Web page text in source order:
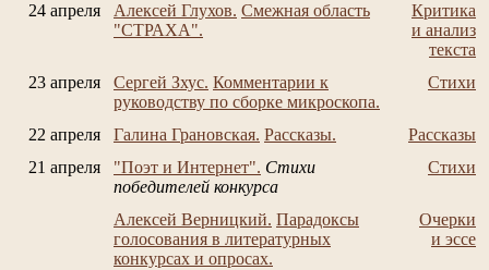
24 апреля
Алексей Глухов. Смежная область
"СТРАХА".
Критика
и анализ
текста
23 апреля
Сергей Зхус. Комментарии к
руководству по сборке микроскопа.
Стихи
22 апреля Галина Грановская. Рассказы.
Рассказы
21 апреля
"Поэт и Интернет". Стихи
победителей конкурса
Стихи
Алексей Верницкий. Парадоксы
голосования в литературных
конкурсах и опросах.
Очерки
и эссе